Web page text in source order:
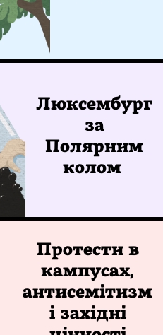
Люксембург
за
Полярним
колом
Протести в
кампусах,
антисемітизм
і західні